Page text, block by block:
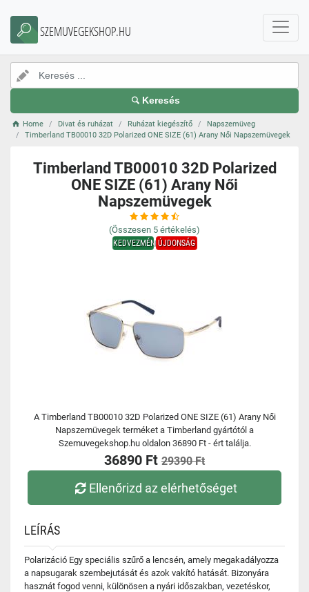
SZEMUVEGEKSHOP.HU
Keresés
Home Divat és ruházat Ruházat kiegészítő
Napszemüveg
Timberland TB00010 32D Polarized ONE SIZE (61) Arany Női Napszemüvegek
Timberland TB00010 32D Polarized
ONE SIZE (61) Arany Női
Napszemüvegek
(Összesen 5 értékelés)
KEDVEZMÉNYÚJDONSÁG
A Timberland TB00010 32D Polarized ONE SIZE (61) Arany Női
Napszemüvegek terméket a Timberland gyártótól a
Szemuvegekshop.hu oldalon 36890 Ft - ért találja.
36890 Ft 29390 Ft
Ellenőrizd az elérhetőséget
LEÍRÁS
Polarizáció Egy speciális szűrő a lencsén, amely megakadályozza
a napsugarak szembejutását és azok vakító hatását. Bizonyára
hasznát fogod venni, különösen a nyári időszakban, vezetéskor,